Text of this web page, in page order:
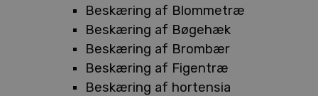
Beskæring af Blommetræ
Beskæring af Bøgehæk
Beskæring af Brombær
Beskæring af Figentræ
Beskæring af hortensia